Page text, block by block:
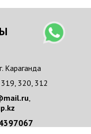
Караганда
320, 312
,